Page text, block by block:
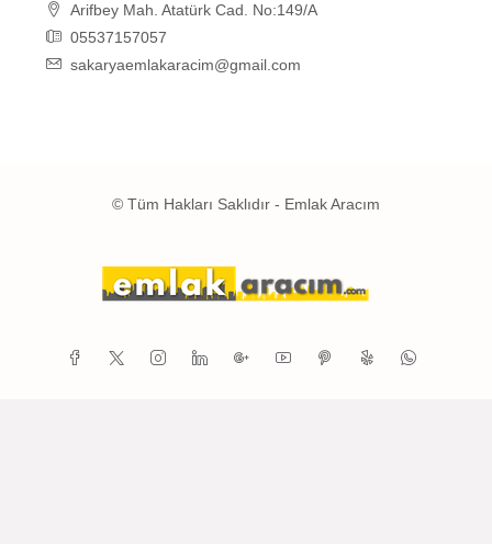
Arifbey Mah. Atatürk Cad. No:149/A
05537157057
sakaryaemlakaracim@gmail.com
© Tüm Hakları Saklıdır - Emlak Aracım